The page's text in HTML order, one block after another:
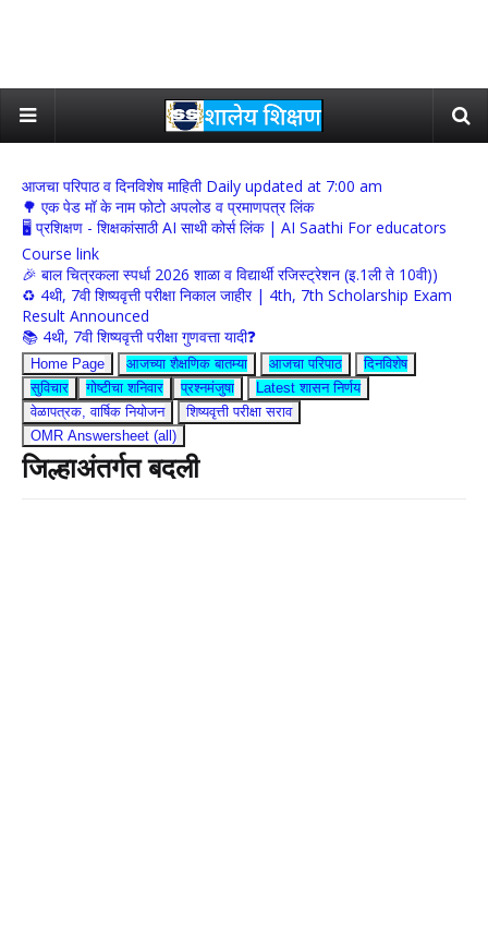
आजचा परिपाठ व दिनविशेष माहिती Daily updated at 7:00 am
🌳 एक पेड मॉ के नाम फोटो अपलोड व प्रमाणपत्र लिंक
🖥 प्रशिक्षण - शिक्षकांसाठी AI साथी कोर्स लिंक | AI Saathi For educators
Course link
🎉 बाल चित्रकला स्पर्धा 2026 शाळा व विद्यार्थी रजिस्ट्रेशन (इ.1ली ते 10वी))
♻️ 4थी, 7वी शिष्यवृत्ती परीक्षा निकाल जाहीर | 4th, 7th Scholarship Exam
Result Announced
📚 4थी, 7वी शिष्यवृत्ती परीक्षा गुणवत्ता यादी❓
Home Page आजच्या शैक्षणिक बातम्या आजचा परिपाठ
दिनविशेष
सुविचार
गोष्टीचा शनिवार प्रश्नमंजुषा
Latest शासन निर्णय
वेळापत्रक, वार्षिक नियोजन
शिष्यवृत्ती परीक्षा सराव
OMR Answersheet (all)
जिल्हाअंतर्गत बदली